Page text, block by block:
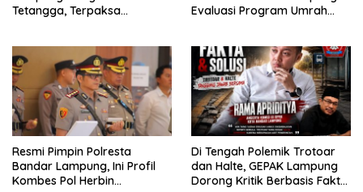
Tetangga, Terpaksa
Evaluasi Program Umrah
Resmi Pimpin Polresta
Bandar Lampung, Ini Profil
Kombes Pol Herbin
Di Tengah Polemik Trotoar
dan Halte, GEPAK Lampung
Dorong Kritik Berbasis Fakta